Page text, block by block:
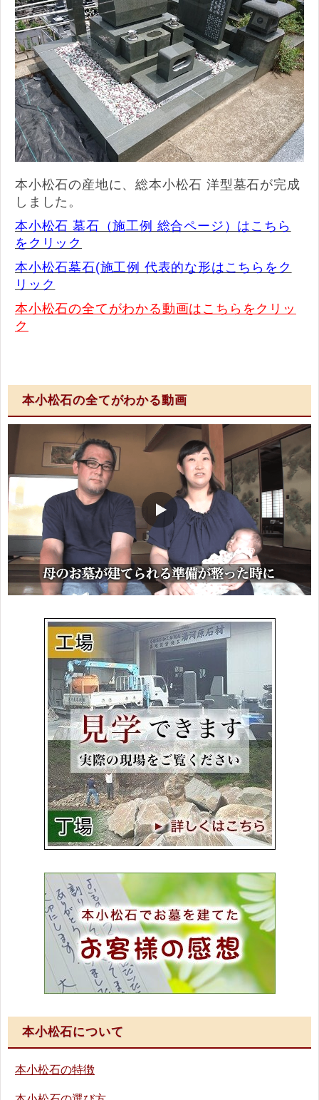
本小松石の産地に、総本小松石 洋型墓石が完成
しました。
本小松石 墓石（施工例 総合ページ）はこちら
をクリック
本小松石墓石(施工例 代表的な形はこちらをク
リック
本小松石の全てがわかる動画はこちらをクリッ
ク
本小松石の全てがわかる動画
本小松石について
本小松石の特徴